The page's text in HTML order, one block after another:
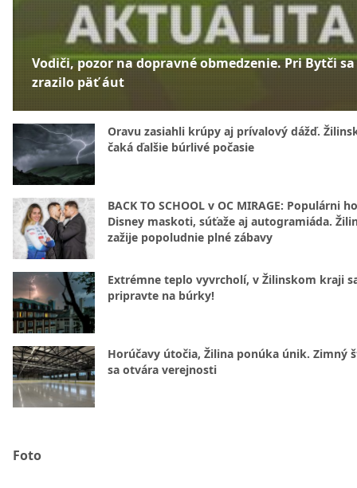
Vodiči, pozor na dopravné obmedzenie. Pri Bytči sa
zrazilo päť áut
Oravu zasiahli krúpy aj prívalový dážď.
čaká ďalšie búrlivé počasie
BACK TO SCHOOL v OC MIRAGE: Populárni
Disney maskoti, súťaže aj autogramiáda.
zažije popoludnie plné zábavy
Extrémne teplo vyvrcholí, v Žilinskom kraji
pripravte na búrky!
Horúčavy útočia, Žilina ponúka únik. Zimný
sa otvára verejnosti
Foto